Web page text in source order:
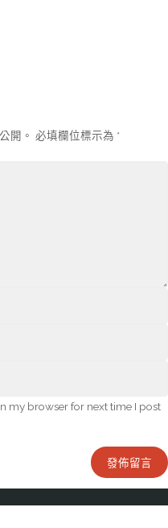
開。 必填欄位標示為 *
my browser for next time I post